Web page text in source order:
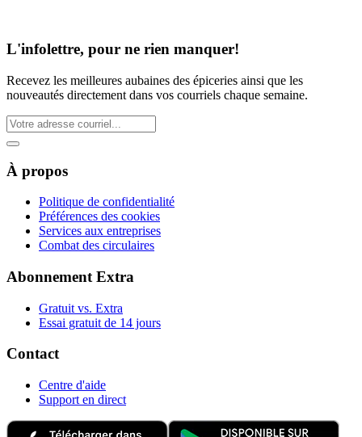
L'infolettre, pour ne rien manquer!
Recevez les meilleures aubaines des épiceries ainsi que les
nouveautés directement dans vos courriels chaque semaine.
À propos
Politique de confidentialité
Préférences des cookies
Services aux entreprises
Combat des circulaires
Abonnement Extra
Gratuit vs. Extra
Essai gratuit de 14 jours
Contact
Centre d'aide
Support en direct